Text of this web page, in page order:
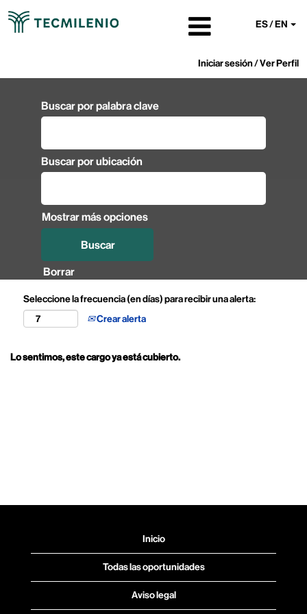
ES / EN
Iniciar sesión / Ver Perfil
Buscar por palabra clave
Buscar por ubicación
Mostrar más opciones
Borrar
Seleccione la frecuencia (en días) para recibir una alerta:
Crear alerta
Lo sentimos, este cargo ya está cubierto.
Inicio
Todas las oportunidades
Aviso legal